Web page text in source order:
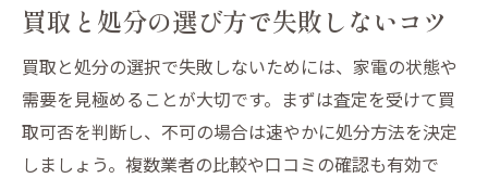
買取と処分の選び方で失敗しないコツ
買取と処分の選択で失敗しないためには、家電の状態や
需要を見極めることが大切です。まずは査定を受けて買
取可否を判断し、不可の場合は速やかに処分方法を決定
しましょう。複数業者の比較や口コミの確認も有効で